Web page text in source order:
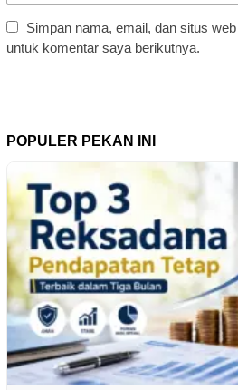
Simpan nama, email, dan situs
untuk komentar saya berikutnya.
POPULER PEKAN INI